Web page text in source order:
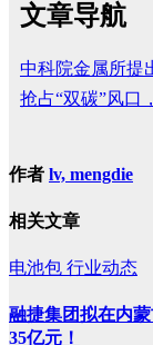
文章导航
中科院金属所提
抢占“双碳”风口
作者 lv, mengdie
相关文章
电池包 行业动态
融捷集团拟在内
35亿元！